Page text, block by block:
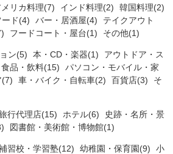
メリカ料理(7) インド料理(2)
韓国料理(2)
ード(4) バー・居酒屋(4)
テイクアウト
フードコート・屋台(1) その他(1)
ン(5) 本・CD・楽器(1)
アウトドア・ス
食品・飲料(15)
パソコン・モバイル・家
(7) 車・バイク・自転車(2) 百貨店(3)
そ
行代理店(15) ホテル(6)
史跡・名所・景
図書館・美術館・博物館(1)
習校・学習塾(12) 幼稚園・保育園(9)
小